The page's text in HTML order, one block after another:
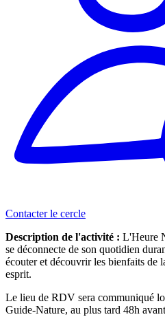
Contacter le cercle
Description de l'activité : L'Heure
se déconnecte de son quotidien
écouter et découvrir les bienfaits de
esprit.
Le lieu de RDV sera communiqué
Guide-Nature, au plus tard 48h